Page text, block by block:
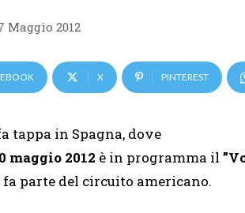
Maggio 2012
X PINTEREST
tappa in Spagna, dove
maggio 2012 è in programma il
fa parte del circuito americano.